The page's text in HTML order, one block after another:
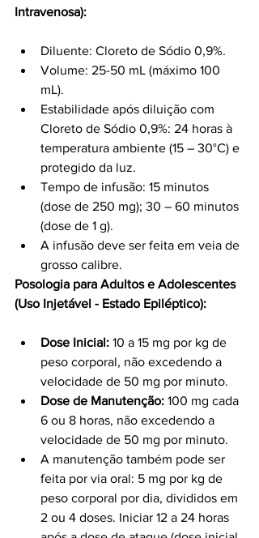
Intravenosa):
Diluente: Cloreto de Sódio 0,9%.
Volume: 25-50 mL (máximo 100
mL).
Estabilidade após diluição com
Cloreto de Sódio 0,9%: 24 horas à
temperatura ambiente (15 – 30°C) e
protegido da luz.
Tempo de infusão: 15 minutos
(dose de 250 mg); 30 – 60 minutos
(dose de 1 g).
A infusão deve ser feita em veia de
grosso calibre.
Posologia para Adultos e Adolescentes
(Uso Injetável - Estado Epiléptico):
Dose Inicial: 10 a 15 mg por kg de
peso corporal, não excedendo a
velocidade de 50 mg por minuto.
Dose de Manutenção: 100 mg cada
6 ou 8 horas, não excedendo a
velocidade de 50 mg por minuto.
A manutenção também pode ser
feita por via oral: 5 mg por kg de
peso corporal por dia, divididos em
2 ou 4 doses. Iniciar 12 a 24 horas